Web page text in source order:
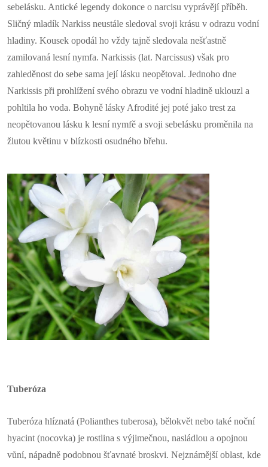
sebelásku. Antické legendy dokonce o narcisu vyprávějí příběh.
Sličný mladík Narkiss neustále sledoval svoji krásu v odrazu vodní
hladiny. Kousek opodál ho vždy tajně sledovala nešťastně
zamilovaná lesní nymfa. Narkissis (lat. Narcissus) však pro
zahleděnost do sebe sama její lásku neopětoval. Jednoho dne
Narkissis při prohlížení svého obrazu ve vodní hladině uklouzl a
pohltila ho voda. Bohyně lásky Afrodité jej poté jako trest za
neopětovanou lásku k lesní nymfě a svoji sebelásku proměnila na
žlutou květinu v blízkosti osudného břehu.
Tuberóza
Tuberóza hlíznatá (Polianthes tuberosa), bělokvět nebo také noční
hyacint (nocovka) je rostlina s výjimečnou, nasládlou a opojnou
vůní, nápadně podobnou šťavnaté broskvi. Nejznámější oblast, kde